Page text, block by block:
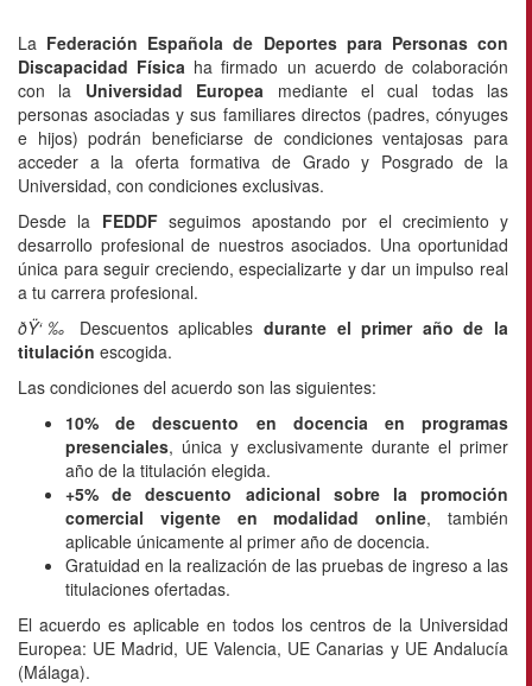
La Federación Española de Deportes para Personas con
Discapacidad Física ha firmado un acuerdo de colaboración
con la Universidad Europea mediante el cual todas las
personas asociadas y sus familiares directos (padres, cónyuges
e hijos) podrán beneficiarse de condiciones ventajosas para
acceder a la oferta formativa de Grado y Posgrado de la
Universidad, con condiciones exclusivas.
Desde la FEDDF seguimos apostando por el crecimiento y
desarrollo profesional de nuestros asociados. Una oportunidad
única para seguir creciendo, especializarte y dar un impulso real
a tu carrera profesional.
ðŸ‘‰
Descuentos aplicablesdurante el primer año de la
titulación escogida.
Las condiciones del acuerdo son las siguientes:
10% de descuento en docencia en programas
presenciales, única y exclusivamente durante el primer
año de la titulación elegida.
+5% de descuento adicional sobre la promoción
comercial vigente en modalidad online, también
aplicable únicamente al primer año de docencia.
Gratuidad en la realización de las pruebas de ingreso a las
titulaciones ofertadas.
El acuerdo es aplicable en todos los centros de la Universidad
Europea: UE Madrid, UE Valencia, UE Canarias y UE Andalucía
(Málaga).